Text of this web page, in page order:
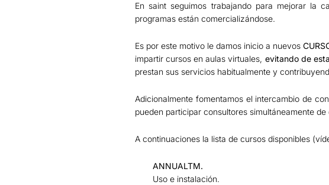
En saint seguimos trabajando para mejorar la
programas están comercializándose.
Es por este motivo le damos inicio a nuevos
impartir cursos en aulas virtuales, evitando de
prestan sus servicios habitualmente y
Adicionalmente fomentamos el intercambio de
pueden participar consultores simultáneamente
A continuaciones la lista de cursos disponibles
ANNUALTM.
Uso e instalación.